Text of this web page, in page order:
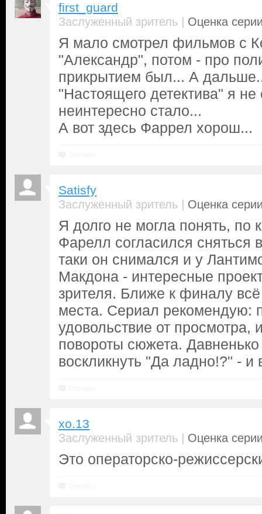
first_guard
Заслуженный зритель | Оценка
Я мало смотрел фильмов с
"Александр", потом - про
прикрытием был... А
"Настоящего детектива" я не
неинтересно стало...
А вот здесь Фаррел хорош...
Satisfy
Заслуженный зритель | Оценка
Я долго не могла понять, по
Фарелл согласился сняться
таки он снимался и у
Макдона - интересные
зрителя. Ближе к финалу
места. Сериал рекомендую:
удовольствие от
повороты сюжета.
воскликнуть "Да ладно!?" - и
xo.13
Заслуженный зритель | Оценка
Это операторско-